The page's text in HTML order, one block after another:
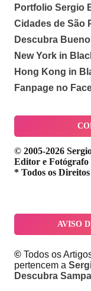
Portfolio Sergio
Cidades de São
Descubra
New York in
Hong Kong in
Fanpage no
© 2005-2026
Editor e Fotógrafo
* Todos os
AVISO
© Todos os
pertencem a
Descubra Sampa